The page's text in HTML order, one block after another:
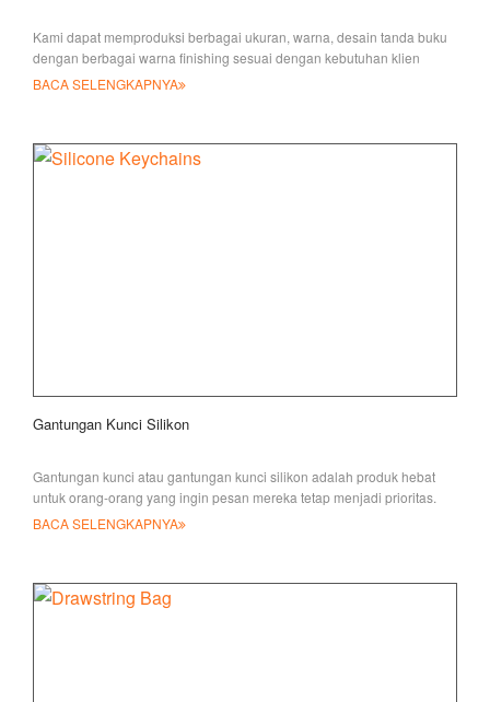
Kami dapat memproduksi berbagai ukuran, warna, desain tanda buku
dengan berbagai warna finishing sesuai dengan kebutuhan klien
BACA SELENGKAPNYA
Gantungan Kunci Silikon
Gantungan kunci atau gantungan kunci silikon adalah produk hebat
untuk orang-orang yang ingin pesan mereka tetap menjadi prioritas.
Koleksi ke ini
BACA SELENGKAPNYA